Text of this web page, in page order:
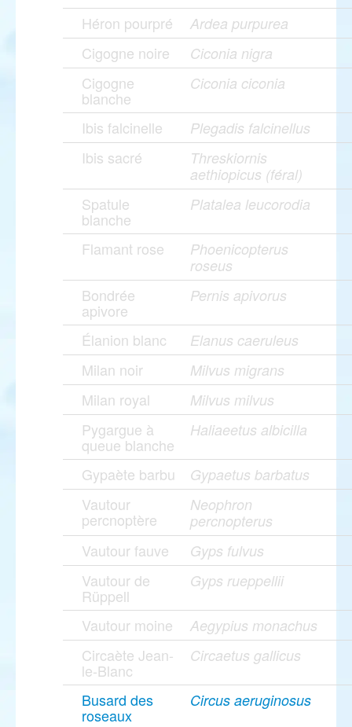
Héron pourpré Ardea purpurea
Cigogne noire Ciconia nigra
Cigogne
blanche
Ciconia ciconia
Ibis falcinelle Plegadis falcinellus
Ibis sacré
Threskiornis
aethiopicus (féral)
Spatule
blanche
Platalea leucorodia
Flamant rose
Phoenicopterus
roseus
Bondrée
apivore
Pernis apivorus
Élanion blanc Elanus caeruleus
Milan noir Milvus migrans
Milan royal Milvus milvus
Pygargue à
queue blanche
Haliaeetus albicilla
Gypaète barbu Gypaetus barbatus
Vautour
percnoptère
Neophron
percnopterus
Vautour fauve Gyps fulvus
Vautour de
Rüppell
Gyps rueppellii
Vautour moine Aegypius monachus
Circaète Jean-
le-Blanc
Circaetus gallicus
Busard des
roseaux
Circus aeruginosus